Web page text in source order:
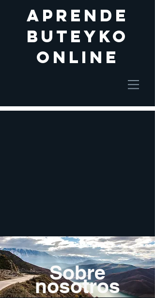
aprende
buteyko
online
Sobre
nosotros